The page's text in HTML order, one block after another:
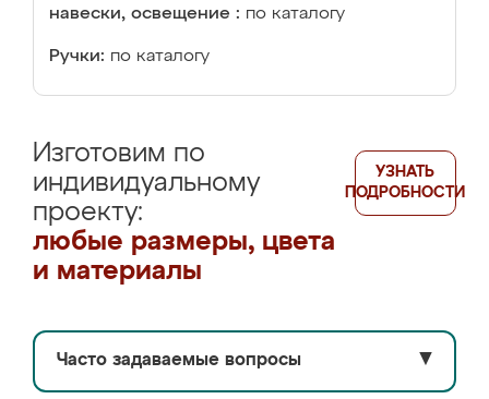
навески, освещение : по каталогу
Ручки: по каталогу
Изготовим по
индивидуальному
проекту:
любые размеры, цвета
и материалы
УЗНАТЬ
ПОДРОБНОСТИ
Часто задаваемые вопросы ▼